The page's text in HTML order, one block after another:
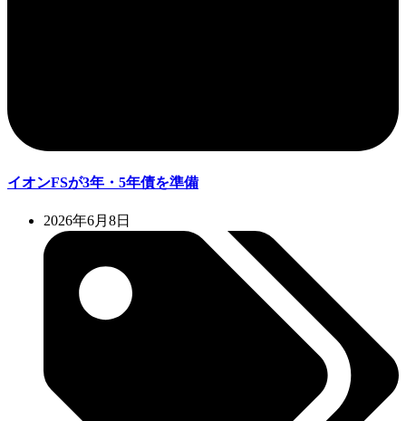
イオンFSが3年・5年債を準備
2026年6月8日